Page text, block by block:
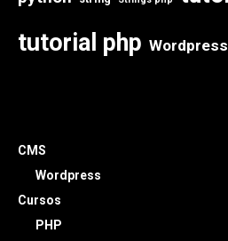
tutorial php Wordpress
CMS
Wordpress
Cursos
PHP